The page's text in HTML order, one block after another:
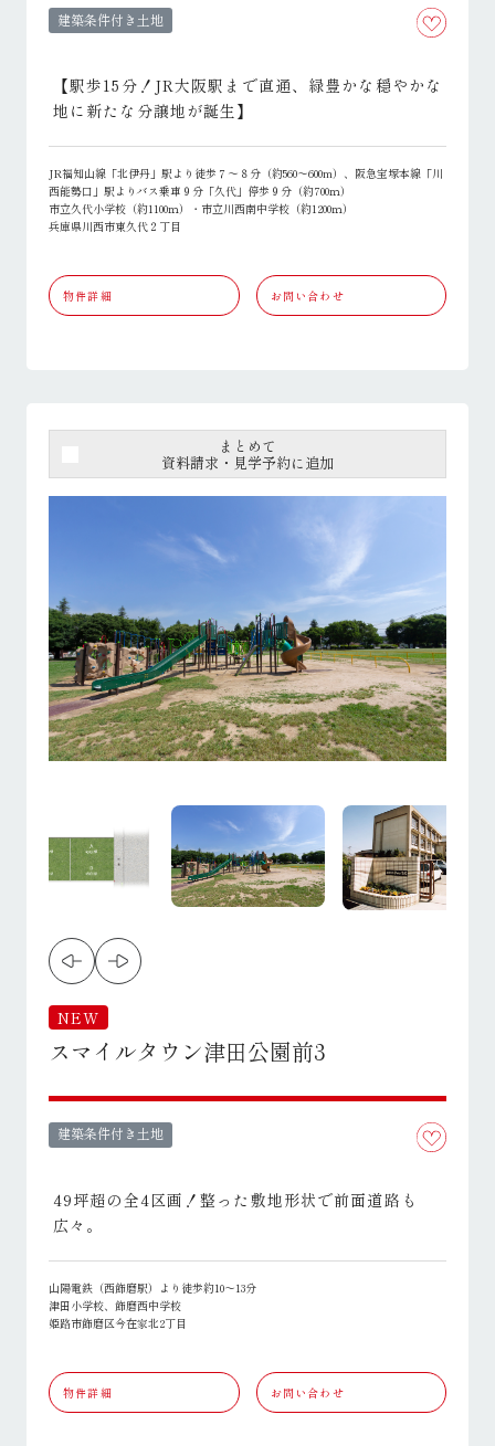
建築条件付き土地
【駅歩15分！JR大阪駅まで直通、緑豊かな穏やかな
地に新たな分譲地が誕生】
JR福知山線「北伊丹」駅より徒歩７～８分（約560～600m）、阪急宝塚本線「川
西能勢口」駅よりバス乗車９分「久代」停歩９分（約700ｍ）
市立久代小学校（約1100ｍ）・市立川西南中学校（約1200ｍ）
兵庫県川西市東久代２丁目
物件詳細 お問い合わせ
まとめて
資料請求・見学予約に追加
NEW
スマイルタウン津田公園前3
建築条件付き土地
49坪超の全4区画！整った敷地形状で前面道路も
広々。
山陽電鉄（西飾磨駅）より徒歩約10～13分
津田小学校、飾磨西中学校
姫路市飾磨区今在家北2丁目
物件詳細 お問い合わせ